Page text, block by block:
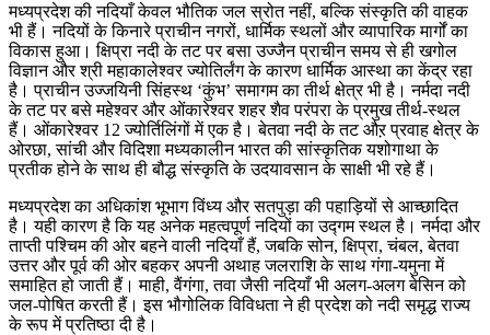
मध्यप्रदेश की नदियाँ केवल भौतिक जल स्रोत नहीं, बल्कि संस्कृति की वाहक
भी हैं। नदियों के किनारे प्राचीन नगरों, धार्मिक स्थलों और व्यापारिक मार्गों का
विकास हुआ। क्षिप्रा नदी के तट पर बसा उज्जैन प्राचीन समय से ही खगोल
विज्ञान और श्री महाकालेश्वर ज्योतिर्लंग के कारण धार्मिक आस्था का केंद्र रहा
है। प्राचीन उज्जयिनी सिंहस्थ ‘कुंभ’ समागम का तीर्थ क्षेत्र भी है। नर्मदा नदी
के तट पर बसे महेश्वर और ओंकारेश्वर शहर शैव परंपरा के प्रमुख तीर्थ-स्थल
हैं। ओंकारेश्वर 12 ज्योर्तिलिंगों में एक है। बेतवा नदी के तट औऱ प्रवाह क्षेत्र के
ओरछा, सांची और विदिशा मध्यकालीन भारत की सांस्कृतिक यशोगाथा के
प्रतीक होने के साथ ही बौद्ध संस्कृति के उदयावसान के साक्षी भी रहे हैं।
मध्यप्रदेश का अधिकांश भूभाग विंध्य और सतपुड़ा की पहाड़ियों से आच्छादित
है। यही कारण है कि यह अनेक महत्वपूर्ण नदियों का उद्गम स्थल है। नर्मदा और
ताप्ती पश्चिम की ओर बहने वाली नदियाँ हैं, जबकि सोन, क्षिप्रा, चंबल, बेतवा
उत्तर और पूर्व की ओर बहकर अपनी अथाह जलराशि के साथ गंगा-यमुना में
समाहित हो जाती हैं। माही, वैंगंगा, तवा जैसी नदियाँ भी अलग-अलग बेसिन को
जल-पोषित करती हैं। इस भौगोलिक विविधता ने ही प्रदेश को नदी समृद्ध राज्य
के रूप में प्रतिष्ठा दी है।